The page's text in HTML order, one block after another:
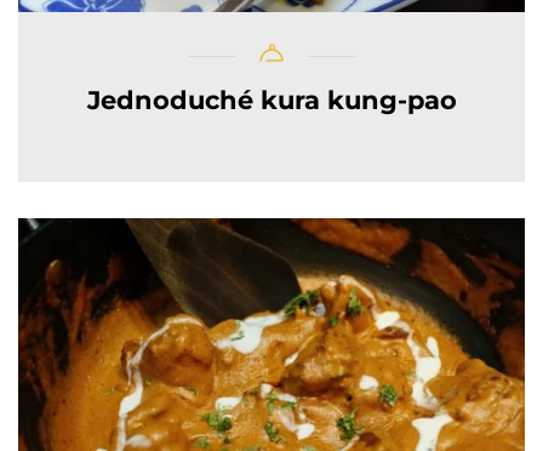
Jednoduché kura kung-pao